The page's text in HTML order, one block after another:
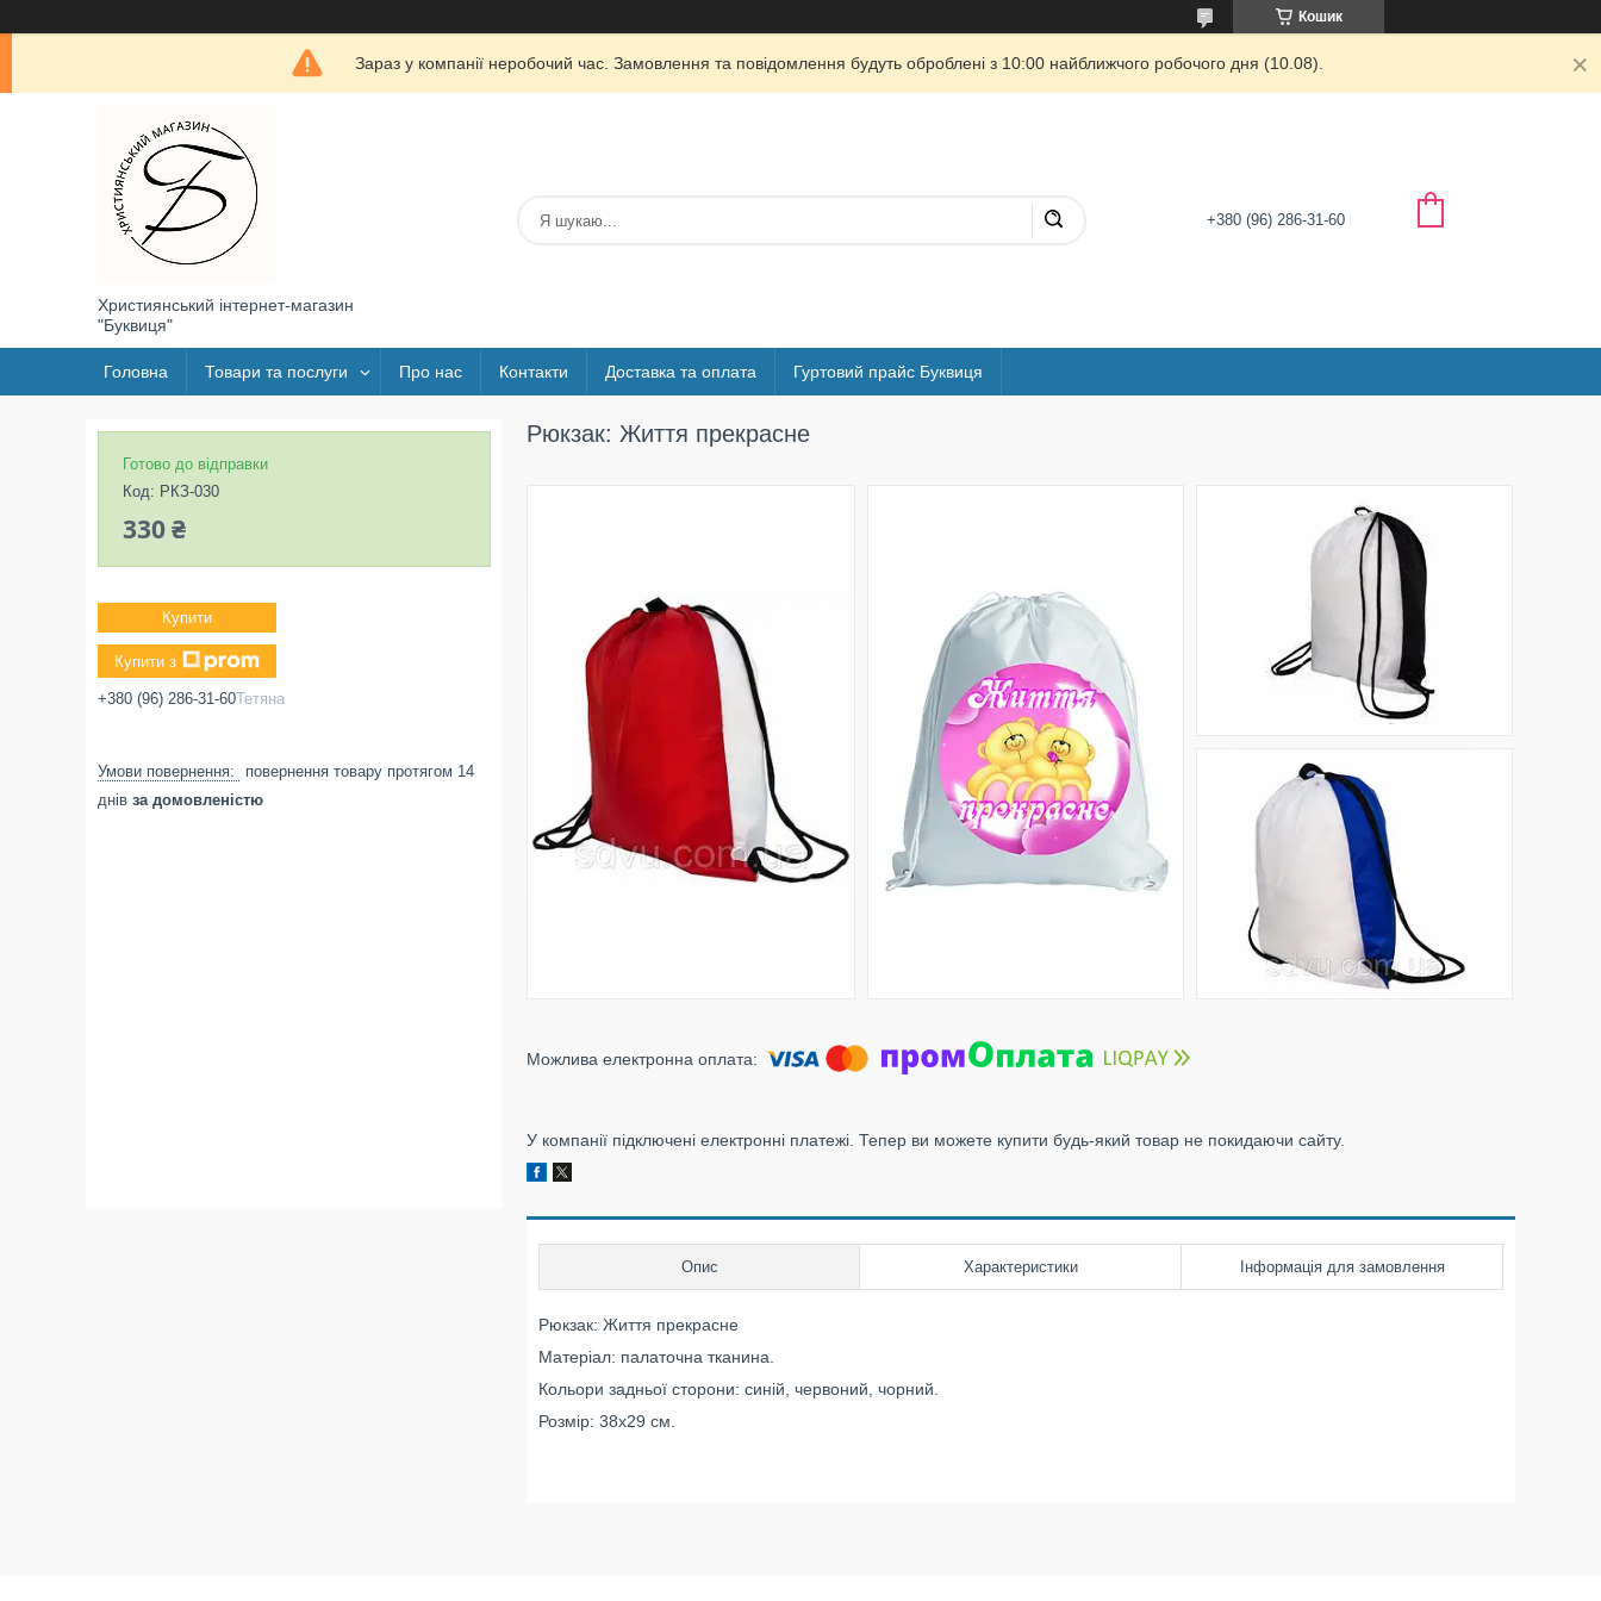
Кошик
Зараз у компанії неробочий час. Замовлення та повідомлення будуть оброблені з 10:00 найближчого робочого дня (10.08).
Християнський інтернет-магазин
"Буквиця"
+380 (96) 286-31-60
Головна Товари та послуги Про нас Контакти Доставка та оплата Гуртовий прайс Буквиця
Рюкзак: Життя прекрасне
У компанії підключені електронні платежі. Тепер ви можете купити будь-який товар не покидаючи сайту.
Опис Характеристики Інформація для замовлення
Рюкзак: Життя прекрасне
Матеріал: палаточна тканина.
Кольори задньої сторони: синій, червоний, чорний.
Розмір: 38х29 см.
Готово до відправки
Код: РКЗ-030
330 ₴
Купити
Купити з
+380 (96) 286-31-60Тетяна
повернення товару протягом 14
днів за домовленістю